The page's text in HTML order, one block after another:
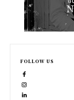
FOLLOW US